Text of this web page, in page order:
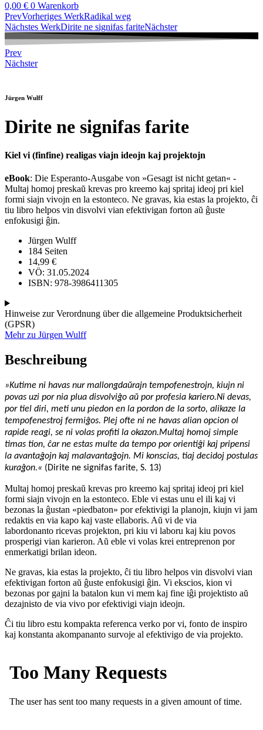
0,00 € 0 Warenkorb
PrevVorheriges WerkRadikal weg
Nächstes WerkDirite ne signifas fariteNächster
Prev
Nächster
Jürgen Wulff
Dirite ne signifas farite
Kiel vi (finfine) realigas viajn ideojn kaj projektojn
eBook: Die Esperanto-Ausgabe von »Gesagt ist nicht getan« -
Multaj homoj preskaŭ krevas pro kreemo kaj spritaj ideoj pri kiel
formi siajn vivojn en la estonteco. Ne gravas, kia estas la projekto, ĉi
tiu libro helpos vin disvolvi vian efektivigan forton aŭ ĝuste
enfokusigi ĝin.
Jürgen Wulff
184 Seiten
14,99 €
VÖ: 31.05.2024
ISBN: 978-3986411305
Hinweise zur Verordnung über die allgemeine Produktsicherheit
(GPSR)
Mehr zu Jürgen Wulff
Beschreibung
»Kutime ni havas nur mallongdaŭrajn tempofenestrojn, kiujn ni
povas uzi por nia plua disvolviĝo aŭ por profesia kariero.Ni devas,
por tiel diri, meti unu piedon en la pordon de la sorto, alikaze la
tempofenestroj fermiĝos. Plej ofte ni ne havas alian opcion ol
rapide reagi, se ni volas profiti la okazon.Multaj homoj simple
timas tion, ĉar ne estas multe da tempo por orientiĝi kaj pripensi
la avantaĝojn kaj malavantaĝojn. Mi konscias, tiaj decidoj postulas
kuraĝon.« (Dirite ne signifas farite, S. 13)
Multaj homoj preskaŭ krevas pro kreemo kaj spritaj ideoj pri kiel
formi siajn vivojn en la estonteco. Eble vi estas unu el ili kaj vi
bezonas la ĝustan «piedbaton» por efektivigi la planojn, kiujn vi jam
redaktis en via kapo kaj vaste ellaboris. Aŭ vi de via
labordonanto ricevas projekton, pri kiu vi laboru kaj kiu povos
prosperigi vian karieron. Aŭ eble vi volas krei entreprenon por
enmerkatigi brilan ideon.
Ne gravas, kia estas la projekto, ĉi tiu libro helpos vin disvolvi vian
efektivigan forton aŭ ĝuste enfokusigi ĝin. Vi ekscios, kion vi
bezonas por gajni la batalon kun vi mem kaj fine iĝi projektisto aŭ
dezajnisto de via vivo por efektivigi viajn ideojn.
Ĉi tiu libro estu kompakta referenca verko por vi, fonto de inspiro
kaj konstanta akompananto survoje al efektivigo de via projekto.